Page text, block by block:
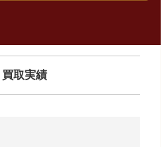
買取実績